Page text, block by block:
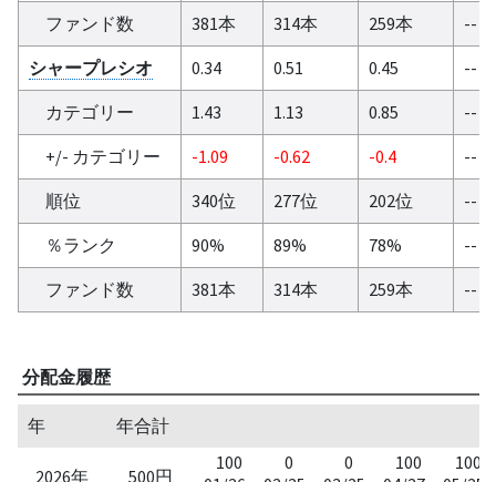
ファンド数
381本 314本 259本
--
シャープレシオ
0.34 0.51 0.45
--
カテゴリー
1.43 1.13 0.85
--
+/- カテゴリー
-1.09 -0.62 -0.4
--
順位
340位 277位 202位
--
％ランク
90% 89% 78%
--
ファンド数
381本 314本 259本 --
分配金履歴
年 年合計
2026年 500円
100
0
0
100
100